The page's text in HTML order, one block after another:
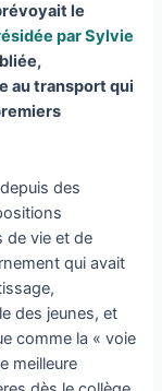
le
par Sylvie
au transport qui
des
de vie et de
qui avait
des jeunes, et
comme la « voie
meilleure